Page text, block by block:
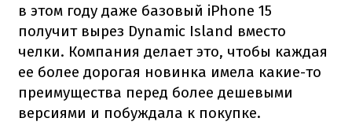
в этом году даже базовый iPhone 15
получит вырез Dynamic Island вместо
челки. Компания делает это, чтобы каждая
ее более дорогая новинка имела какие-то
преимущества перед более дешевыми
версиями и побуждала к покупке.